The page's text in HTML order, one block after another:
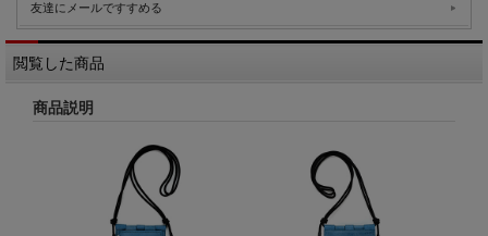
友達にメールですすめる
閲覧した商品
商品説明